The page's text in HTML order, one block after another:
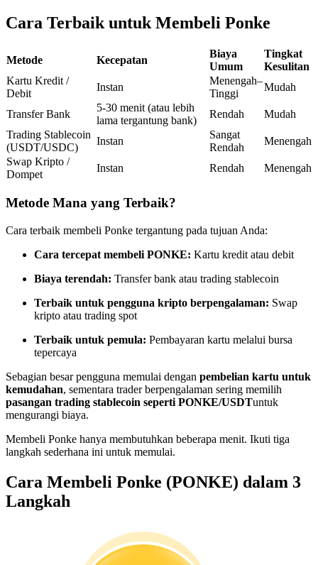
Copy Trading
Bergabunglah dengan pedagang top
Menjadi Pedagang Salinan
Nikmati pembagian keuntungan dan komisi copy trading
Informasi
Analisis data besar termasuk info perdagangan, dll.
Cara Terbaik untuk Membeli Ponke
Metode Kecepatan
Biaya
Umum
Tingkat
Kesulitan
Kartu Kredit /
Debit
Instan
Menengah–
Tinggi
Mudah
Transfer Bank
5-30 menit (atau lebih
lama tergantung bank)
Rendah
Mudah
Trading Stablecoin
(USDT/USDC)
Instan
Sangat
Rendah
Menengah
Swap Kripto /
Dompet
Instan Rendah Menengah
Metode Mana yang Terbaik?
Cara terbaik membeli Ponke tergantung pada tujuan Anda:
Cara tercepat membeli PONKE: Kartu kredit atau debit
Biaya terendah: Transfer bank atau trading stablecoin
Terbaik untuk pengguna kripto berpengalaman: Swap
kripto atau trading spot
Terbaik untuk pemula: Pembayaran kartu melalui bursa
tepercaya
Sebagian besar pengguna memulai dengan pembelian kartu untuk
kemudahan, sementara trader berpengalaman sering memilih
pasangan trading stablecoin seperti PONKE/USDTuntuk
mengurangi biaya.
Membeli Ponke hanya membutuhkan beberapa menit. Ikuti tiga
langkah sederhana ini untuk memulai.
Cara Membeli Ponke (PONKE) dalam 3
Langkah